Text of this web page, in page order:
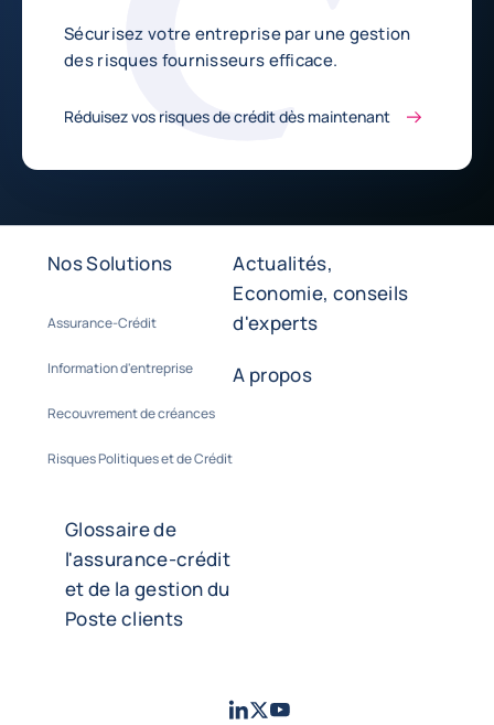
Sécurisez votre entreprise par une gestion
des risques fournisseurs efficace.
Réduisez vos risques de crédit dès maintenant
Nos Solutions
Assurance-Crédit
Information d'entreprise
Recouvrement de créances
Risques Politiques et de Crédit
Actualités,
Economie, conseils
d'experts
A propos
Glossaire de
l'assurance-crédit
et de la gestion du
Poste clients
LinkedIn
TwitterYoutube